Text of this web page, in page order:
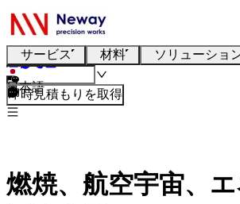
サービス 材料 ソリューショ
日本語
即時見積もりを取得
燃焼、航空宇宙、